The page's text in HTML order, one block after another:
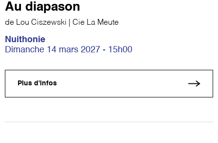
Au diapason
de Lou Ciszewski | Cie La Meute
Nuithonie
Dimanche 14 mars 2027 - 15h00
Plus d'infos